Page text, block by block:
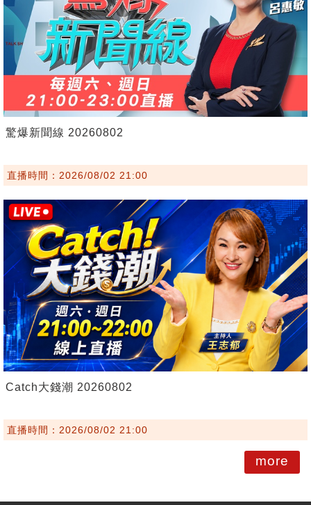
驚爆新聞線 20260802
直播時間：2026/08/02 21:00
Catch大錢潮 20260802
直播時間：2026/08/02 21:00
more